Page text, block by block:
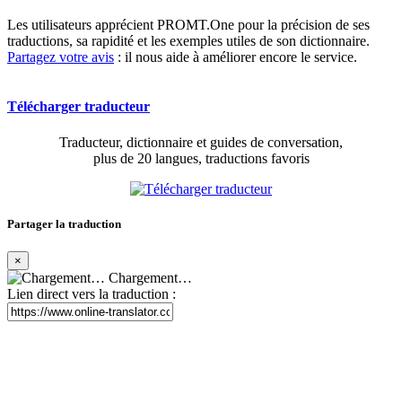
Les utilisateurs apprécient PROMT.One pour la précision de ses
traductions, sa rapidité et les exemples utiles de son dictionnaire.
Partagez votre avis : il nous aide à améliorer encore le service.
Télécharger traducteur
Traducteur, dictionnaire et guides de conversation,
plus de 20 langues, traductions favoris
Partager la traduction
×
Chargement…
Lien direct vers la traduction :